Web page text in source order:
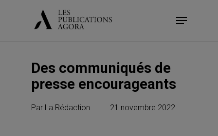
Menu
Des communiqués de
presse encourageants
Par La Rédaction 21 novembre 2022